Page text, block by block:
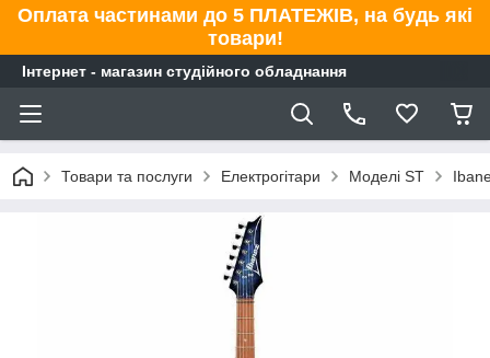
Оплата частинами до 5 ПЛАТЕЖІВ, на будь які
товари!
Інтернет - магазин студійного обладнання
Товари та послуги Електрогітари Моделі ST